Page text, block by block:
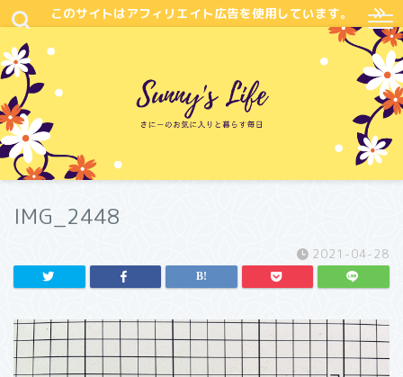
このサイトはアフィリエイト広告を使用しています。
IMG_2448
2021-04-28